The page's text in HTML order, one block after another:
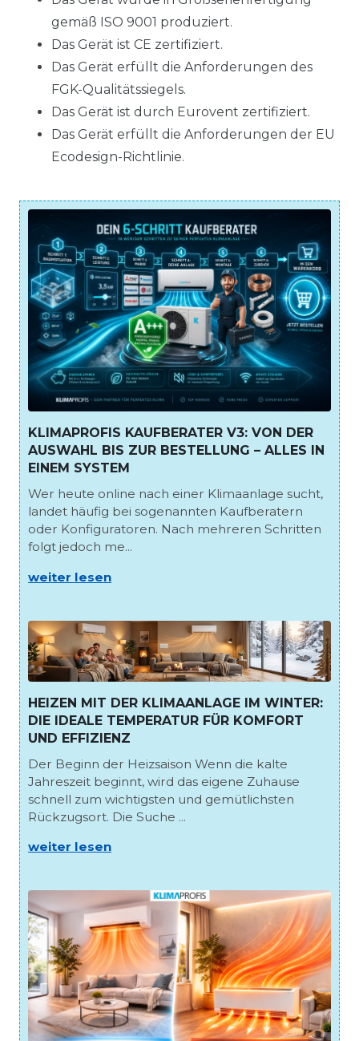
gemäß ISO 9001 produziert.
Das Gerät ist CE zertifiziert.
Das Gerät erfüllt die Anforderungen des
FGK-Qualitätssiegels.
Das Gerät ist durch Eurovent zertifiziert.
Das Gerät erfüllt die Anforderungen der EU
Ecodesign-Richtlinie.
KLIMAPROFIS KAUFBERATER V3: VON DER
AUSWAHL BIS ZUR BESTELLUNG – ALLES IN
EINEM SYSTEM
Wer heute online nach einer Klimaanlage sucht,
landet häufig bei sogenannten Kaufberatern
oder Konfiguratoren. Nach mehreren Schritten
folgt jedoch me...
weiter lesen
HEIZEN MIT DER KLIMAANLAGE IM WINTER:
DIE IDEALE TEMPERATUR FÜR KOMFORT
UND EFFIZIENZ
Der Beginn der Heizsaison Wenn die kalte
Jahreszeit beginnt, wird das eigene Zuhause
schnell zum wichtigsten und gemütlichsten
Rückzugsort. Die Suche ...
weiter lesen